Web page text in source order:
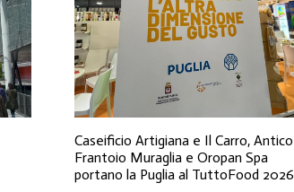
Caseificio Artigiana e Il Carro, Antico
Frantoio Muraglia e Oropan Spa
portano la Puglia al TuttoFood 2026